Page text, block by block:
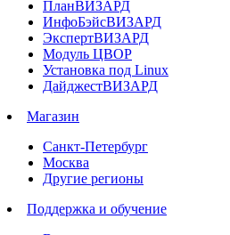
ПланВИЗАРД
ИнфоБэйсВИЗАРД
ЭкспертВИЗАРД
Модуль ЦВОР
Установка под Linux
ДайджестВИЗАРД
Магазин
Санкт-Петербург
Москва
Другие регионы
Поддержка и обучение